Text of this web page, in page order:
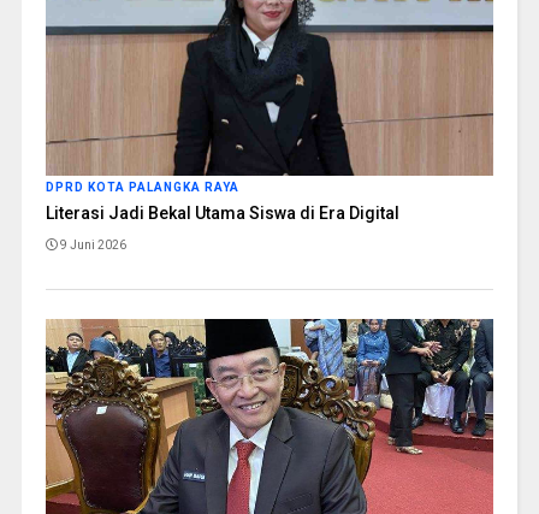
DPRD KOTA PALANGKA RAYA
Literasi Jadi Bekal Utama Siswa di Era Digital
9 Juni 2026